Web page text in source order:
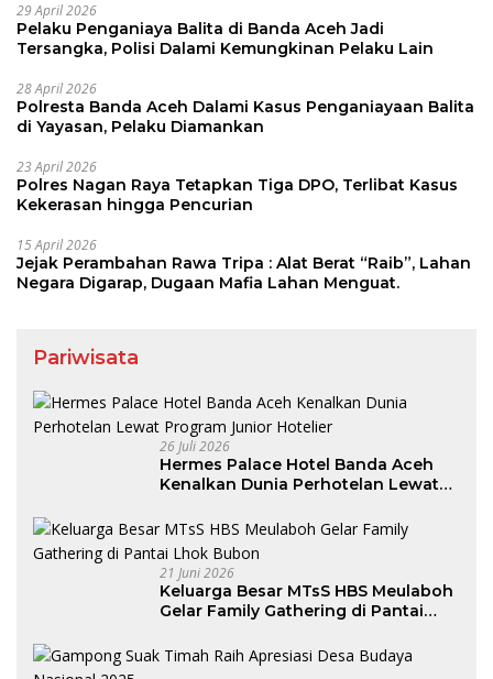
29 April 2026
Pelaku Penganiaya Balita di Banda Aceh Jadi
Tersangka, Polisi Dalami Kemungkinan Pelaku Lain
28 April 2026
Polresta Banda Aceh Dalami Kasus Penganiayaan Balita
di Yayasan, Pelaku Diamankan
23 April 2026
Polres Nagan Raya Tetapkan Tiga DPO, Terlibat Kasus
Kekerasan hingga Pencurian
15 April 2026
Jejak Perambahan Rawa Tripa : Alat Berat “Raib”, Lahan
Negara Digarap, Dugaan Mafia Lahan Menguat.
Pariwisata
26 Juli 2026
Hermes Palace Hotel Banda Aceh
Kenalkan Dunia Perhotelan Lewat
21 Juni 2026
Keluarga Besar MTsS HBS Meulaboh
Gelar Family Gathering di Pantai